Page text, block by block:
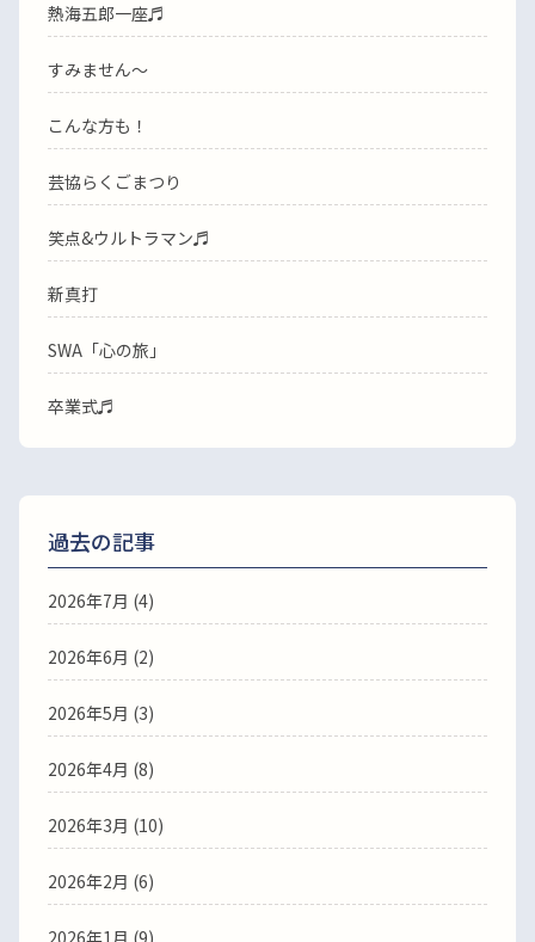
熱海五郎一座♬
すみません〜
こんな方も！
芸協らくごまつり
笑点&ウルトラマン♬
新真打
SWA「心の旅」
卒業式♬
過去の記事
2026年7月 (4)
2026年6月 (2)
2026年5月 (3)
2026年4月 (8)
2026年3月 (10)
2026年2月 (6)
2026年1月 (9)